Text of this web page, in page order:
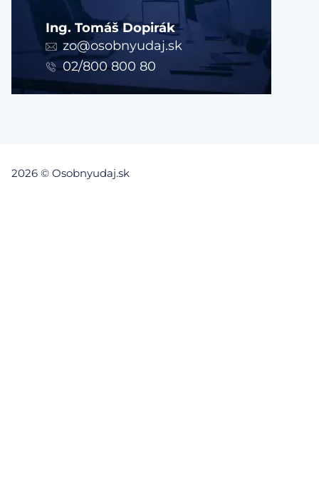
Ing. Tomáš Dopirák
zo@osobnyudaj.sk
02/800 800 80
2026 © Osobnyudaj.sk